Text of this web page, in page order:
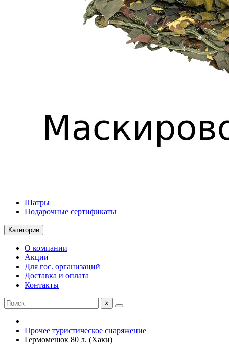
Шатры
Подарочные сертификаты
Категории
О компании
Акции
Для гос. организаций
Доставка и оплата
Контакты
×
Прочее туристическое снаряжение
Гермомешок 80 л. (Хаки)